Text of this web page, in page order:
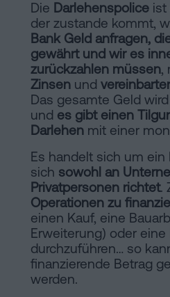
Sie
uns
den
sozialen
Netzwerken
Die Darlehenspolice ist
der zustande kommt,
Bank Geld anfragen,
gewährt und wir es
zurückzahlen müssen,
Zinsen und
Das gesamte Geld
und es gibt einen
Darlehen mit einer
Es handelt sich um ein
sich sowohl an
Privatpersonen richtet.
Operationen zu
einen Kauf, eine
Erweiterung) oder eine
durchzuführen… so
finanzierende Betrag
werden.